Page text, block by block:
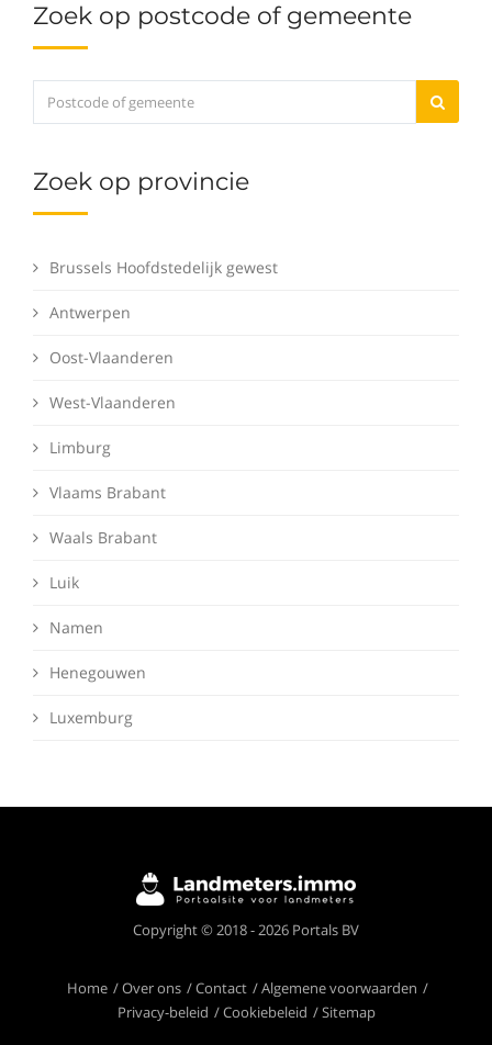
Deze website maakt gebruik van cookies om
ervoor te zorgen dat je de beste ervaring op
Ik begrijp het!
Zoek op postcode of gemeente
Zoek op provincie
Brussels Hoofdstedelijk gewest
Antwerpen
Oost-Vlaanderen
West-Vlaanderen
Limburg
Vlaams Brabant
Waals Brabant
Luik
Namen
Henegouwen
Luxemburg
Copyright © 2018 - 2026 Portals BV
Home Over ons Contact
Algemene voorwaarden
Privacy-beleid
Cookiebeleid Sitemap